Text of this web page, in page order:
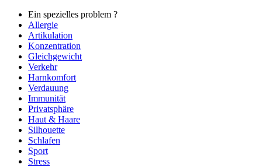
Ein spezielles problem ?
Allergie
Artikulation
Konzentration
Gleichgewicht
Verkehr
Harnkomfort
Verdauung
Immunität
Privatsphäre
Haut & Haare
Silhouette
Schlafen
Sport
Stress